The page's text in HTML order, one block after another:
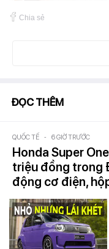
Chia sẻ
ĐỌC THÊM
QUỐC TẾ - 6 GIỜ TRƯỚC
Honda Super
triệu đồng trong
động cơ điện,